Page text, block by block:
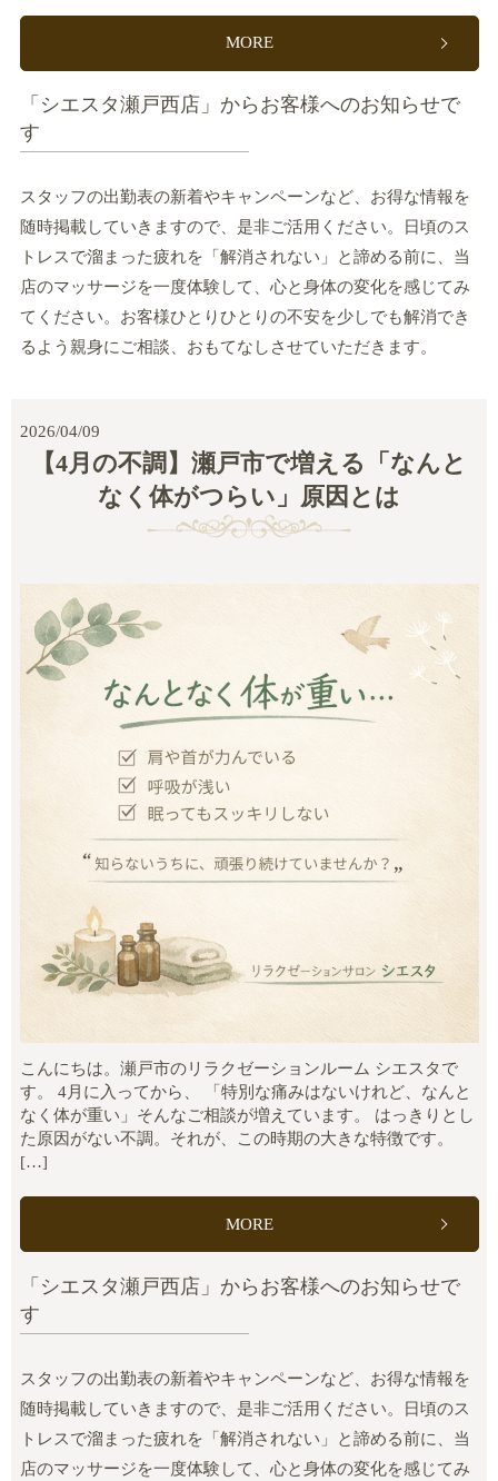
MORE
「シエスタ瀬戸西店」からお客様へのお知らせで
す
スタッフの出勤表の新着やキャンペーンなど、お得な情報を
随時掲載していきますので、是非ご活用ください。日頃のス
トレスで溜まった疲れを「解消されない」と諦める前に、当
店のマッサージを一度体験して、心と身体の変化を感じてみ
てください。お客様ひとりひとりの不安を少しでも解消でき
るよう親身にご相談、おもてなしさせていただきます。
2026/04/09
【4月の不調】瀬戸市で増える「なんと
なく体がつらい」原因とは
こんにちは。瀬戸市のリラクゼーションルーム シエスタで
す。 4月に入ってから、 「特別な痛みはないけれど、なんと
なく体が重い」そんなご相談が増えています。 はっきりとし
た原因がない不調。それが、この時期の大きな特徴です。
[…]
MORE
「シエスタ瀬戸西店」からお客様へのお知らせで
す
スタッフの出勤表の新着やキャンペーンなど、お得な情報を
随時掲載していきますので、是非ご活用ください。日頃のス
トレスで溜まった疲れを「解消されない」と諦める前に、当
店のマッサージを一度体験して、心と身体の変化を感じてみ